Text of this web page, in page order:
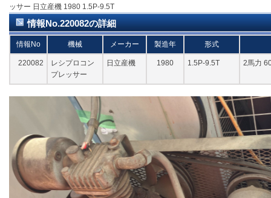
ッサー 日立産機 1980 1.5P-9.5T
情報No.220082の詳細
情報No 機械 メーカー 製造年 形式
220082
レシプロコン
プレッサー
日立産機 1980 1.5P-9.5T 2馬力